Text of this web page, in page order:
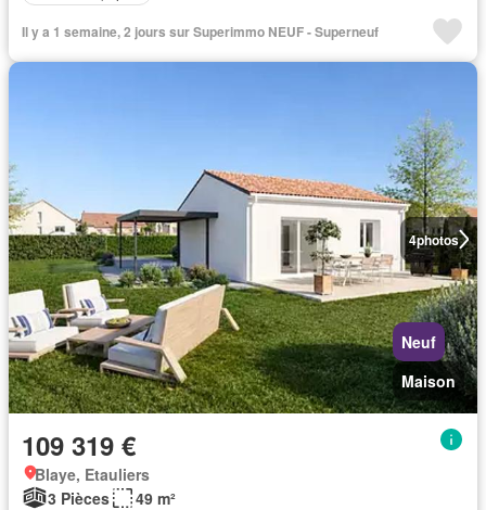
Il y a 1 semaine, 2 jours sur Superimmo NEUF - Superneuf
4photos
Neuf
Maison
109 319 €
Blaye, Etauliers
3 Pièces
49 m²